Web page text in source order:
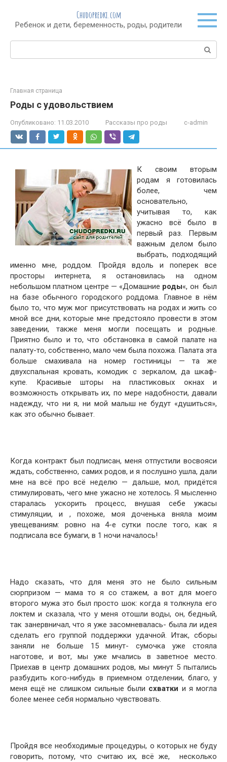
контенту
Chudopredki.com
Ребенок и дети, беременность, роды, родители
Поиск:
Главная страница
Роды с удовольствием
Опубликовано: 11.03.2010 Рассказы про роды c-admin
К своим вторым
родам я готовилась
более, чем
основательно,
учитывая то, как
ужасно всё было в
первый раз. Первым
важным делом было
выбрать, подходящий
именно мне, роддом. Пройдя вдоль и поперек все
просторы интернета, я остановилась на одном
небольшом платном центре — «Домашние роды«, он был
на базе обычного городского роддома. Главное в нём
было то, что муж мог присутствовать на родах и жить со
мной все дни, которые мне предстояло провести в этом
заведении, также меня могли посещать и родные.
Приятно было и то, что обстановка в самой палате на
палату-то, собственно, мало чем была похожа. Палата эта
больше смахивала на номер гостиницы — та же
двухспальная кровать, комодик с зеркалом, да шкаф-
купе. Красивые шторы на пластиковых окнах и
возможность открывать их, по мере надобности, давали
надежду, что ни я, ни мой малыш не будут «душиться»,
как это обычно бывает.
Когда контракт был подписан, меня отпустили восвояси
ждать, собственно, самих родов, и я послушно ушла, дали
мне на всё про всё неделю — дальше, мол, придётся
стимулировать, чего мне ужасно не хотелось. Я мысленно
старалась ускорить процесс, внушая себе ужасы
стимуляции, и , похоже, моя доченька вняла моим
увещеваниям: ровно на 4-е сутки после того, как я
подписала все бумаги, в 1 ночи началось!
Надо сказать, что для меня это не было сильным
сюрпризом — мама то я со стажем, а вот для моего
второго мужа это был просто шок: когда я толкнула его
локтем и сказала, что у меня отошли воды, он, бедный,
так занервничал, что я уже засомневалась- была ли идея
сделать его группой поддержки удачной. Итак, сборы
заняли не больше 15 минут- сумочка уже стояла
наготове, и вот, мы уже мчались в заветное место.
Приехав в центр домашних родов, мы минут 5 пытались
разбудить кого-нибудь в приемном отделении, благо, у
меня ещё не слишком сильные были схватки и я могла
более менее себя нормально чувствовать.
Пройдя все необходимые процедуры, о которых не буду
говорить, потому, что считаю их, всё же, несколько